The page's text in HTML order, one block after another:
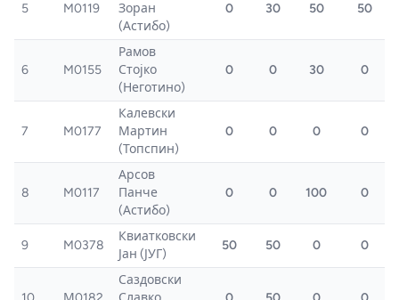
5 M0119
Зоран
(Астибо)
0 30 50 50
6 M0155
Рамов
Стојко
(Неготино)
0 0 30 0
7 M0177
Калевски
Мартин
(Топспин)
0 0 0 0
8 M0117
Арсов
Панче
(Астибо)
0 0 100 0
9 M0378
Квиатковски
Јан (ЈУГ)
50 50 0 0
Саздовски